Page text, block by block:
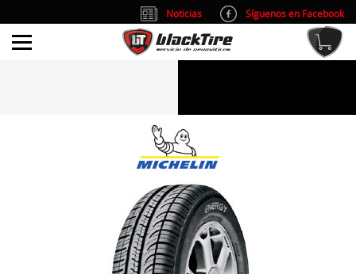
Noticias
Síguenos en Facebook
info@blacktire.es
Atención al cliente: L/V 9:00-14:00 y 15:00-19:00